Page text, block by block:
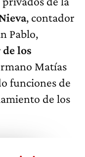
, contador
Pablo,
los
Matías
funciones de
de los